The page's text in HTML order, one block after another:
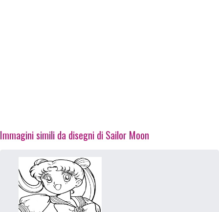
Immagini simili da disegni di Sailor Moon